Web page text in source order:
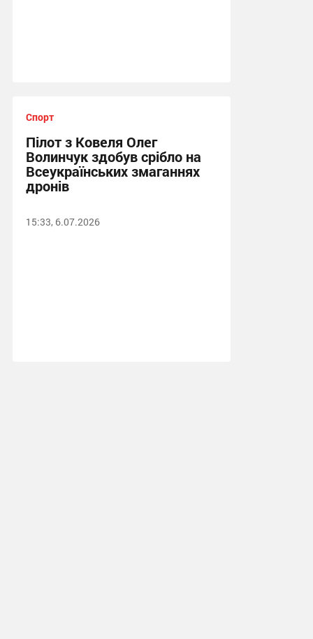
Спорт
Пілот з Ковеля Олег
Волинчук здобув срібло на
Всеукраїнських змаганнях
дронів
15:33, 6.07.2026